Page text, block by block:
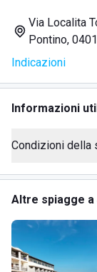
Sdraio
Lettini
Cabine
Docce
Campi da
Spazio
Parrucchiere
Edicola
Tabacchi
Servizio di
Via Localita
Pontino,
Indicazioni
Informazioni
Condizioni della
Altre spiagge a